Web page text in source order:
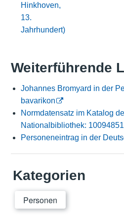
Hinkhoven,
13.
Jahrhundert)
Weiterführende
Johannes Bromyard in der
bavarikon
Normdatensatz im Katalog
Nationalbibliothek:
Personeneintrag in der
Kategorien
Personen